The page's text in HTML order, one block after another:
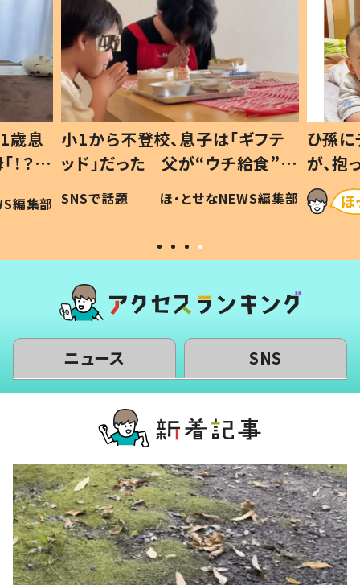
歳息
？」
編集部
小1から不登校、息子は「ギフテ
ッド」だった 父が“ウチ給食”を
作り続ける理由とは #令和の親
#令和の子
SNSで話題 ほ・とせなNEWS編集部
ひ孫
が、
「涙が
い」
ニュース SNS